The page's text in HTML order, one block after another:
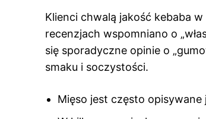
Klienci chwalą jakość kebaba
recenzjach wspomniano o
się sporadyczne opinie o
smaku i soczystości.
Mięso jest często